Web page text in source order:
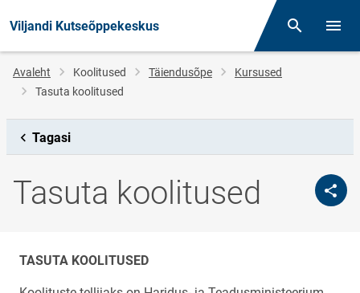
Viljandi Kutseõppekeskus Otsing
Jälglink
Avaleht Koolitused Täiendusõpe
Kursused
Tasuta koolitused
Tasuta koolitused
Tagasi
TASUTA KOOLITUSED